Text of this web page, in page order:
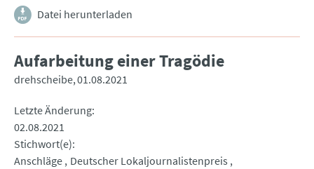
Datei herunterladen
Aufarbeitung einer Tragödie
drehscheibe 01.08.2021
Letzte Änderung
02.08.2021
Stichwort(e)
Anschläge Deutscher Lokaljournalistenpreis